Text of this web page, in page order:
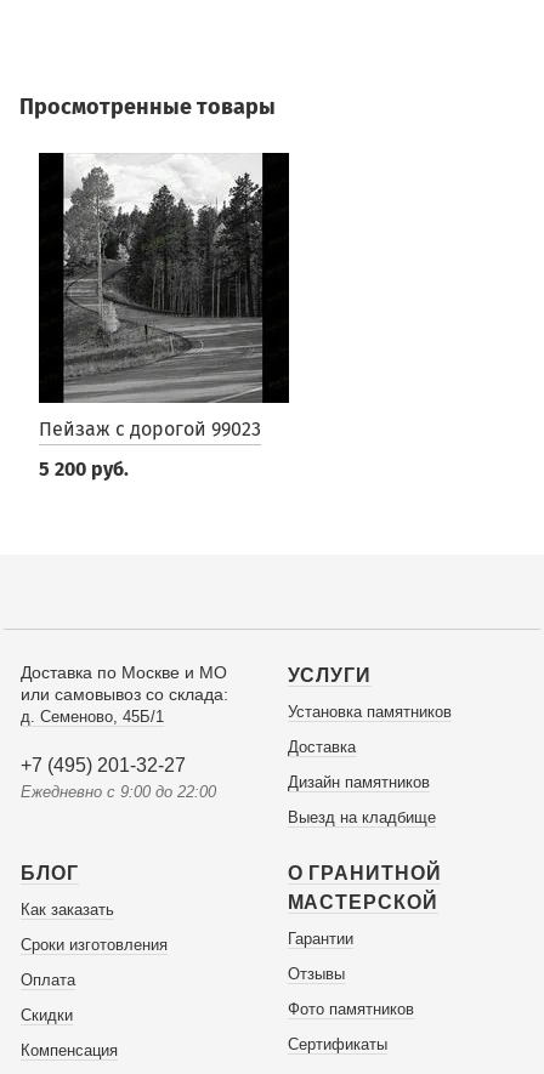
Просмотренные товары
Пейзаж с дорогой 99023
5 200 руб.
Доставка по Москве и МО
или самовывоз со склада:
д. Семеново, 45Б/1
+7 (495) 201-32-27
Ежедневно с 9:00 до 22:00
УСЛУГИ
Установка памятников
Доставка
Дизайн памятников
Выезд на кладбище
БЛОГ
Как заказать
Сроки изготовления
Оплата
Скидки
Компенсация
О ГРАНИТНОЙ
МАСТЕРСКОЙ
Гарантии
Отзывы
Фото памятников
Сертификаты